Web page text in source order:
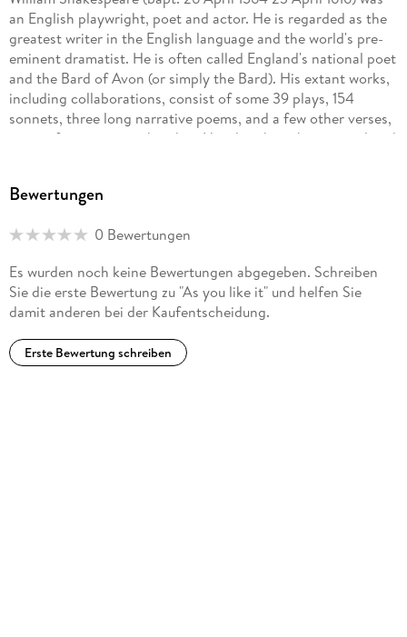
an English playwright, poet and actor. He is regarded as the
greatest writer in the English language and the world's pre-
eminent dramatist. He is often called England's national poet
and the Bard of Avon (or simply the Bard). His extant works,
including collaborations, consist of some 39 plays, 154
sonnets, three long narrative poems, and a few other verses,
some of uncertain authorship. His plays have been translated
remains arguably the most influential writer in the English
reinterpreted.
Bewertungen
0 Bewertungen
Es wurden noch keine Bewertungen abgegeben. Schreiben
Sie die erste Bewertung zu "As you like it" und helfen Sie
damit anderen bei der Kaufentscheidung.
Erste Bewertung schreiben